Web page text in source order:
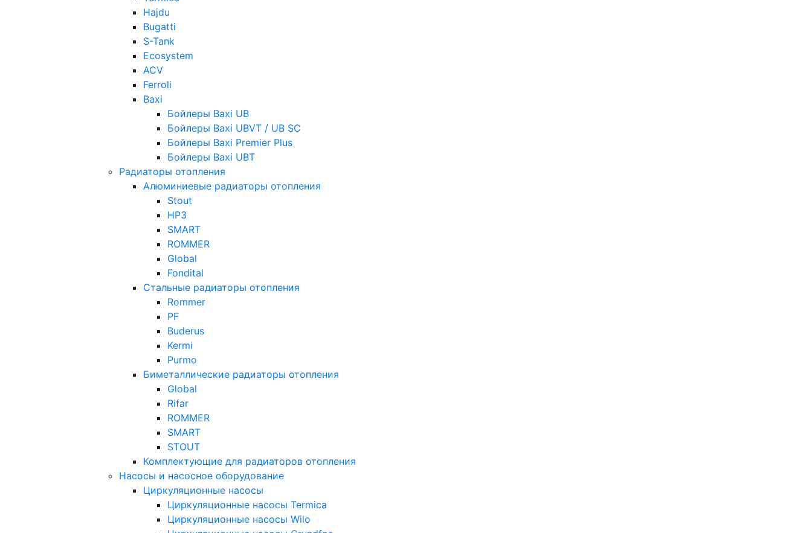
Hajdu
Bugatti
S-Tank
Ecosystem
ACV
Ferroli
Baxi
Бойлеры Baxi UB
Бойлеры Baxi UBVT / UB SC
Бойлеры Baxi Premier Plus
Бойлеры Baxi UBT
Радиаторы отопления
Алюминиевые радиаторы отопления
Stout
НРЗ
SMART
ROMMER
Global
Fondital
Стальные радиаторы отопления
Rommer
PF
Buderus
Kermi
Purmo
Биметаллические радиаторы отопления
Global
Rifar
ROMMER
SMART
STOUT
Комплектующие для радиаторов отопления
Насосы и насосное оборудование
Циркуляционные насосы
Циркуляционные насосы Termica
Циркуляционные насосы Wilo